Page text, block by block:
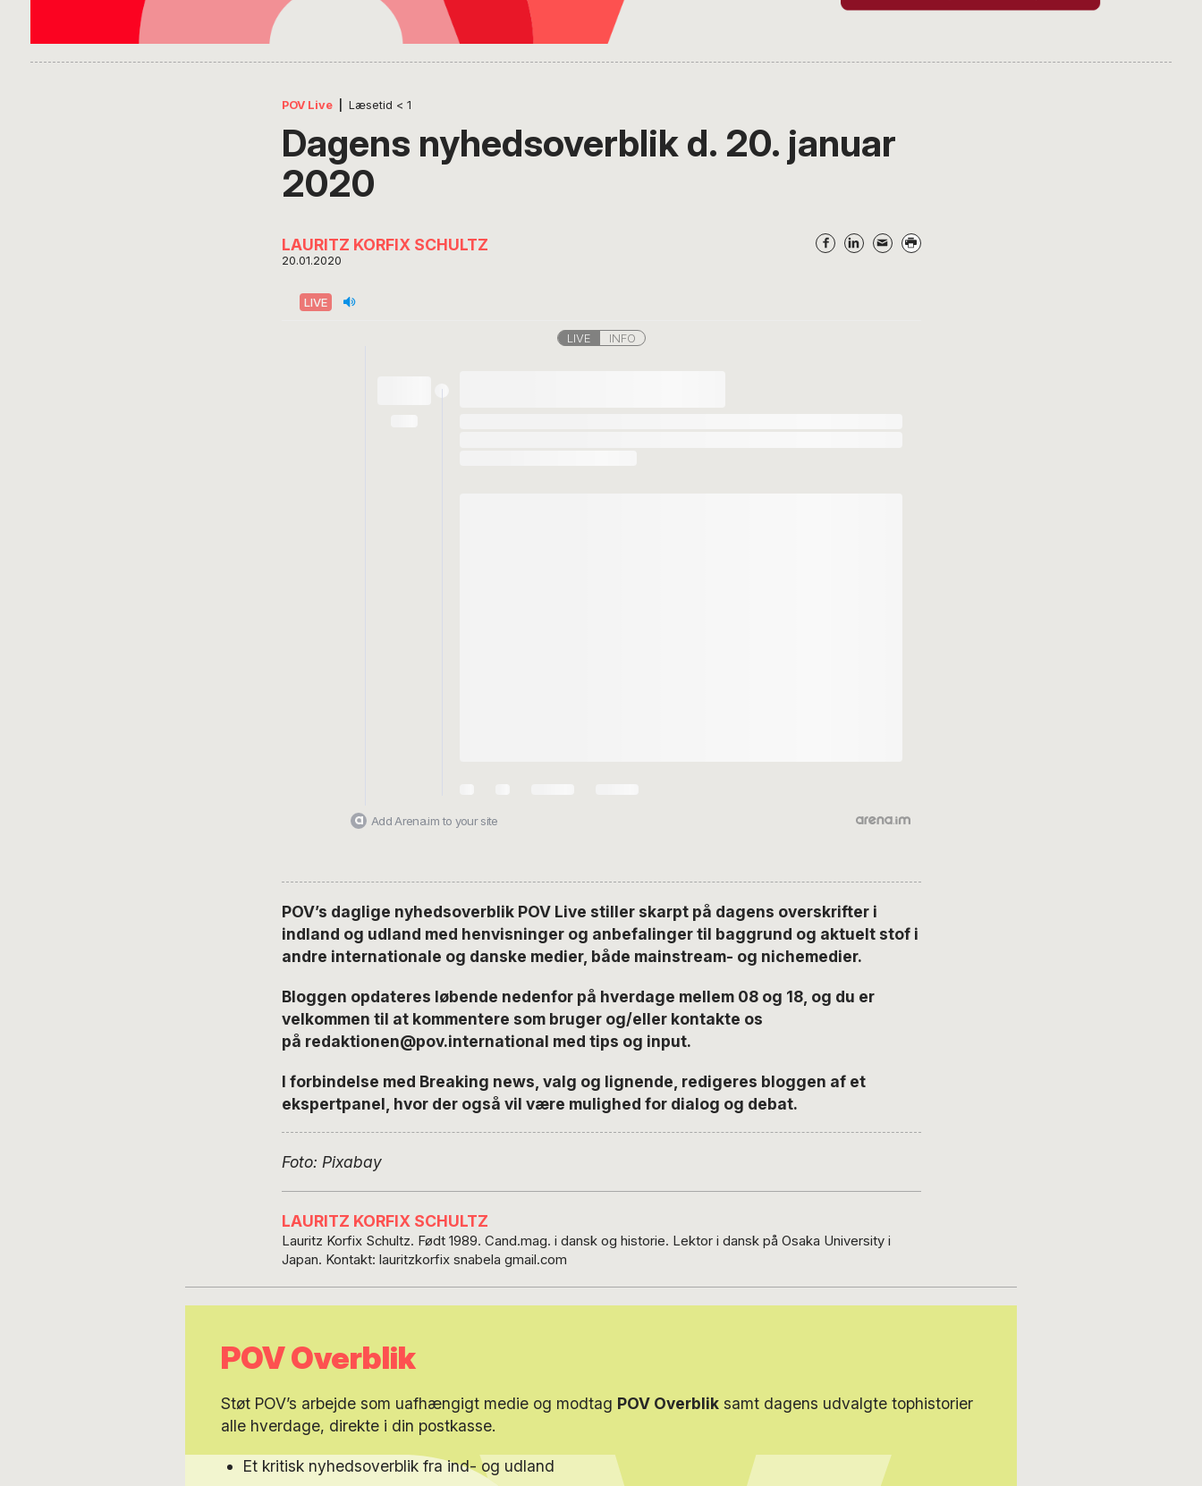
POV Live Læsetid < 1
Dagens nyhedsoverblik d. 20. januar
2020
LAURITZ KORFIX SCHULTZ
20.01.2020
LIVE
LIVE INFO
Add Arena.im to your site
POV’s daglige nyhedsoverblik POV Live stiller skarpt på dagens overskrifter i
indland og udland med henvisninger og anbefalinger til baggrund og aktuelt stof i
andre internationale og danske medier, både mainstream- og nichemedier.
Bloggen opdateres løbende nedenfor på hverdage mellem 08 og 18, og du er
velkommen til at kommentere som bruger og/eller kontakte os
på redaktionen@pov.international med tips og input.
I forbindelse med Breaking news, valg og lignende, redigeres bloggen af et
ekspertpanel, hvor der også vil være mulighed for dialog og debat.
Foto: Pixabay
LAURITZ KORFIX SCHULTZ
Lauritz Korfix Schultz. Født 1989. Cand.mag. i dansk og historie. Lektor i dansk på Osaka University i
Japan. Kontakt: lauritzkorfix snabela gmail.com
POV Overblik
Støt POV’s arbejde som uafhængigt medie og modtag POV Overbliksamt dagens udvalgte tophistorier
alle hverdage, direkte i din postkasse.
Et kritisk nyhedsoverblik fra ind- og udland